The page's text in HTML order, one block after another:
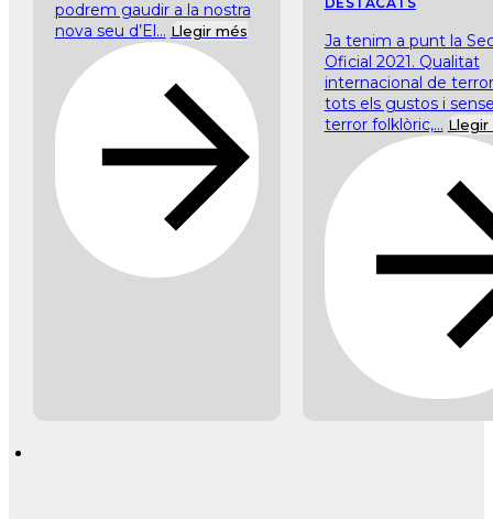
podrem gaudir a la nostra
nova seu d’El... Llegir més
Ja tenim a punt la
Oficial 2021. Qualitat
internacional de
tots els gustos i
terror folklòric,... Llegir